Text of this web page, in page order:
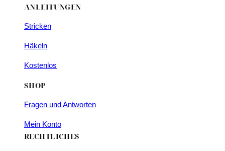
ANLEITUNGEN
Stricken
Häkeln
Kostenlos
SHOP
Fragen und Antworten
Mein Konto
RECHTLICHES